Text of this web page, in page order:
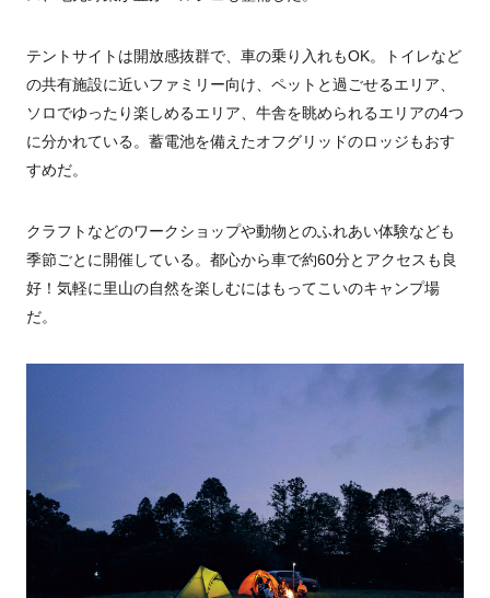
テントサイトは開放感抜群で、車の乗り入れもOK。トイレなど
の共有施設に近いファミリー向け、ペットと過ごせるエリア、
ソロでゆったり楽しめるエリア、牛舎を眺められるエリアの4つ
に分かれている。蓄電池を備えたオフグリッドのロッジもおす
すめだ。
クラフトなどのワークショップや動物とのふれあい体験なども
季節ごとに開催している。都心から車で約60分とアクセスも良
好！気軽に里山の自然を楽しむにはもってこいのキャンプ場
だ。